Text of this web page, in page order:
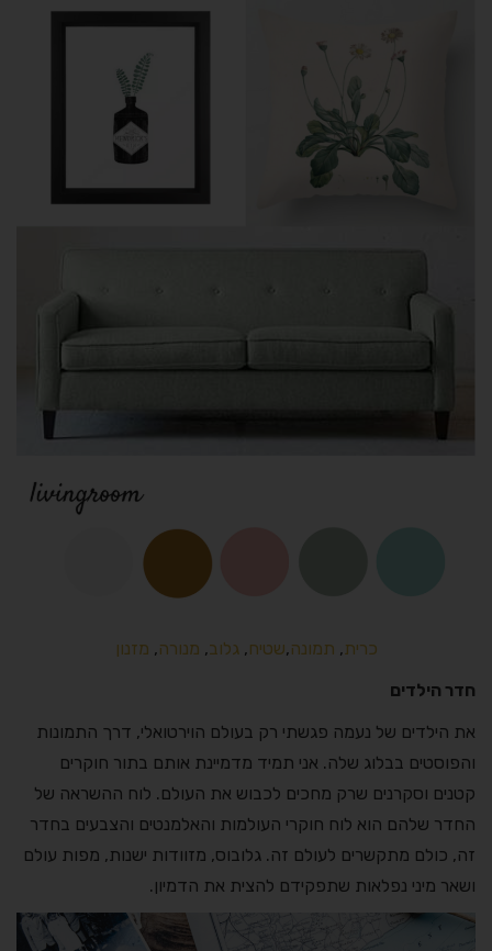
כרית, תמונה,שטיח,גלוב, מנורה, מזנון
חדר הילדים
את הילדים של נעמה פגשתי רק בעולם הוירטואלי, דרך התמונות
והפוסטים בבלוג שלה. אני תמיד מדמיינת אותם בתור חוקרים
קטנים וסקרנים שרק מחכים לכבוש את העולם. לוח ההשראה של
החדר שלהם הוא לוח חוקרי העולמות והאלמנטים והצבעים בחדר
זה, כולם מתקשרים לעולם זה. גלובוס, מזוודות ישנות, מפות עולם
ושאר מיני נפלאות שתפקידם להצית את הדמיון.